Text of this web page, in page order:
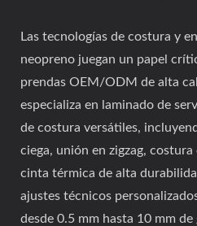
Las tecnologías de costura y
neopreno juegan un papel
prendas OEM/ODM de alta
especializa en laminado de
de costura versátiles,
ciega, unión en zigzag,
cinta térmica de alta
ajustes técnicos
desde 0.5 mm hasta 10 mm